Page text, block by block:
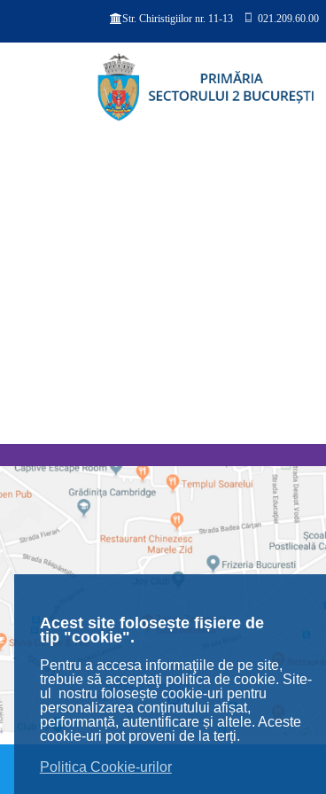
Acest site folosește fișiere de
tip "cookie".
Pentru a accesa informaţiile de pe site,
trebuie să acceptaţi politica de cookie. Site-
ul nostru folosește cookie-uri pentru
personalizarea conținutului afișat,
performanță, autentificare și altele. Aceste
cookie-uri pot proveni de la terți.
Politica Cookie-urilor
Str. Chiristigiilor nr. 11-13 021.209.60.00